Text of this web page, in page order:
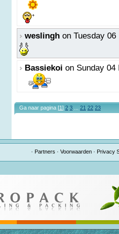
weslingh on Tuesday
Bassiekoi on Sunday 04
Ga naar pagina [1] 2 3 21 22 23
· Partners ·Voorwaarden · Privacy